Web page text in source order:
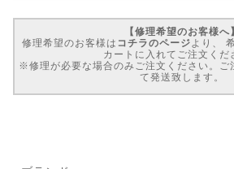
【修理希望のお客様へ】
修理希望のお客様は コチラのページより、
カートに入れてご注文くだ
※修理が必要な場合のみご注文ください。ご
て発送致します。